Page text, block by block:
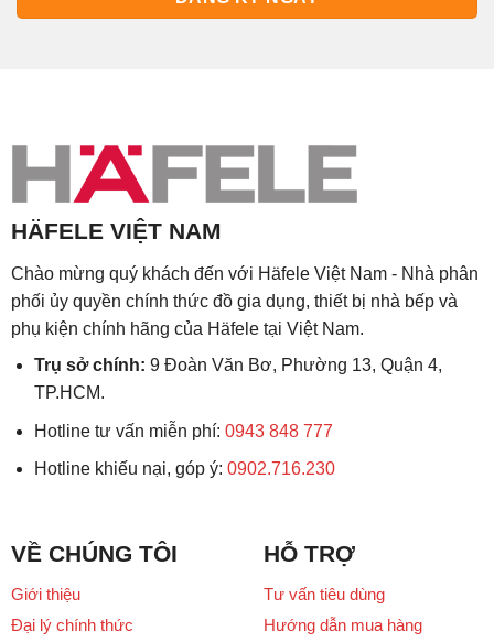
HÄFELE VIỆT NAM
Chào mừng quý khách đến với Häfele Việt Nam - Nhà phân
phối ủy quyền chính thức đồ gia dụng, thiết bị nhà bếp và
phụ kiện chính hãng của Häfele tại Việt Nam.
Trụ sở chính: 9 Đoàn Văn Bơ, Phường 13, Quận 4,
TP.HCM.
Hotline tư vấn miễn phí: 0943 848 777
Hotline khiếu nại, góp ý: 0902.716.230
VỀ CHÚNG TÔI
Giới thiệu
Đại lý chính thức
HỖ TRỢ
Tư vấn tiêu dùng
Hướng dẫn mua hàng